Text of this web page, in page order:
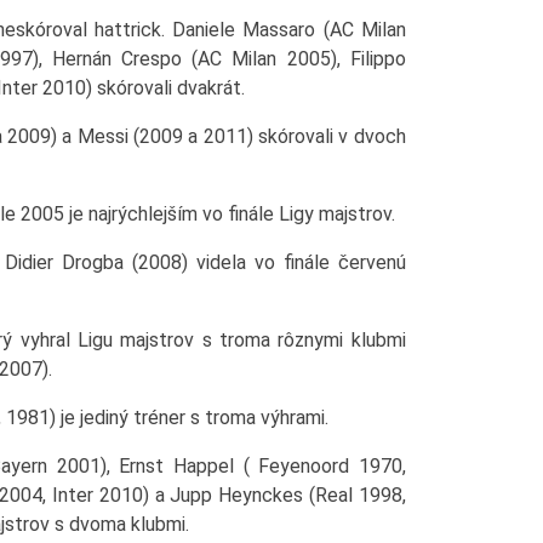
hattrick. Daniele Massaro (AC Milan
Hernán Crespo (AC Milan 2005), Filippo
2010) skórovali dvakrát.
a Messi (2009 a 2011) skórovali v dvoch
2005 je najrýchlejším vo finále Ligy majstrov.
Drogba (2008) videla vo finále červenú
vyhral Ligu majstrov s troma rôznymi klubmi
je jediný tréner s troma výhrami.
2001), Ernst Happel ( Feyenoord 1970,
Inter 2010) a Jupp Heynckes (Real 1998,
s dvoma klubmi.